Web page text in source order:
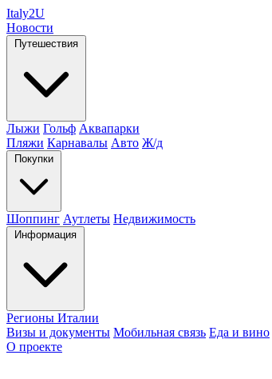
Italy2U
Новости
Путешествия
Лыжи Гольф Аквапарки
Пляжи Карнавалы Авто Ж/д
Покупки
Шоппинг Аутлеты Недвижимость
Информация
Регионы Италии
Визы и документы Мобильная связь Еда и вино
О проекте